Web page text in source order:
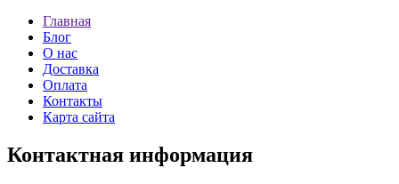
Главная
Блог
О нас
Доставка
Оплата
Контакты
Карта сайта
Контактная информация